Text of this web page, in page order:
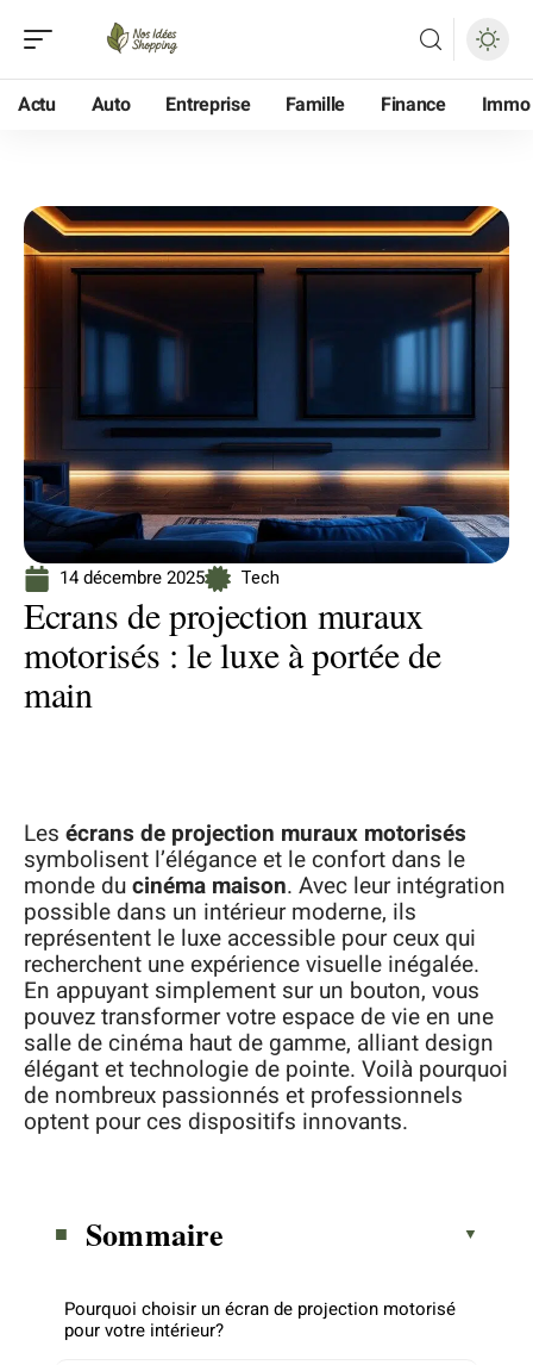
Actu Auto Entreprise Famille Finance Immo
14 décembre 2025 Tech
Ecrans de projection muraux
motorisés : le luxe à portée de
main
Les écrans de projection muraux motorisés
symbolisent l’élégance et le confort dans le
monde ducinéma maison. Avec leur intégration
possible dans un intérieur moderne, ils
représentent le luxe accessible pour ceux qui
recherchent une expérience visuelle inégalée.
En appuyant simplement sur un bouton, vous
pouvez transformer votre espace de vie en une
salle de cinéma haut de gamme, alliant design
élégant et technologie de pointe. Voilà pourquoi
de nombreux passionnés et professionnels
optent pour ces dispositifs innovants.
Sommaire
Pourquoi choisir un écran de projection motorisé
pour votre intérieur?